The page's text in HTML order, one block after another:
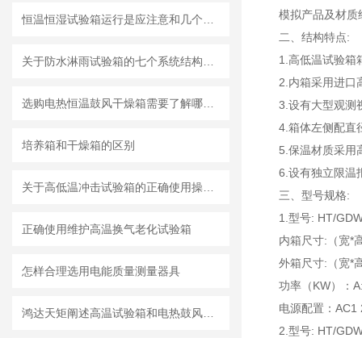
培养箱和干燥箱的区别
正确使用维护高温换气老化试验箱
怎样合理选用电能质量测量器具
模拟产品及材质
二、结构特点:
1.高低温试验箱
2.内箱采用进口
3.设有大型观测
4.箱体左侧配直
5.保温材质采用
6.设有独立限温
三、 型号规格:
1.型号: HT/
内箱尺寸:（宽*
外箱尺寸:（宽*
功率（KW）：
电源配置：AC1
2.型号: HT/